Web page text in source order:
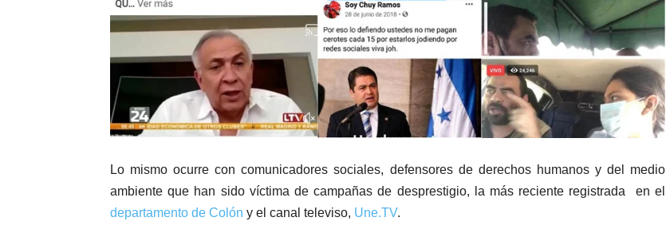
Lo mismo ocurre con comunicadores sociales, defensores de derechos humanos y del medio
ambiente que han sido víctima de campañas de desprestigio, la más reciente registrada en el
departamento de Colón y el canal televiso, Une.TV.